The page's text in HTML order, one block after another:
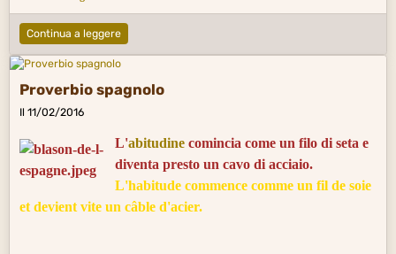
Continua a leggere
Proverbio spagnolo
Il 11/02/2016
L'abitudinecomincia come un filo di seta e
diventa presto un cavo di acciaio.
L'habitude commence comme un fil de soie
et devient vite un câble d'acier.